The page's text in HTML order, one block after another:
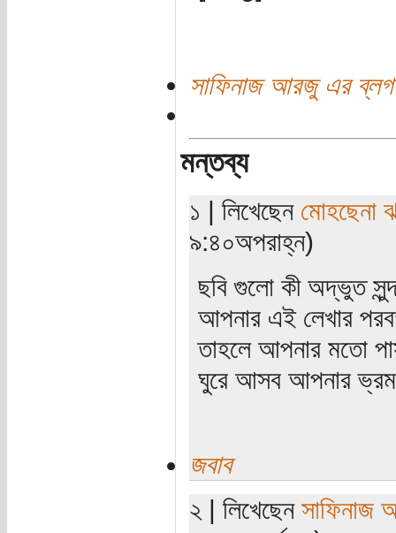
সাফিনাজ আরজু এর ব্লগ
মন্তব্য
১ | লিখেছেন মোহছেনা
৯:৪০অপরাহ্ন)
ছবি গুলো কী অদ্ভুত
আপনার এই লেখার
তাহলে আপনার মতো
ঘুরে আসব আপনার
জবাব
২ | লিখেছেন সাফিনাজ